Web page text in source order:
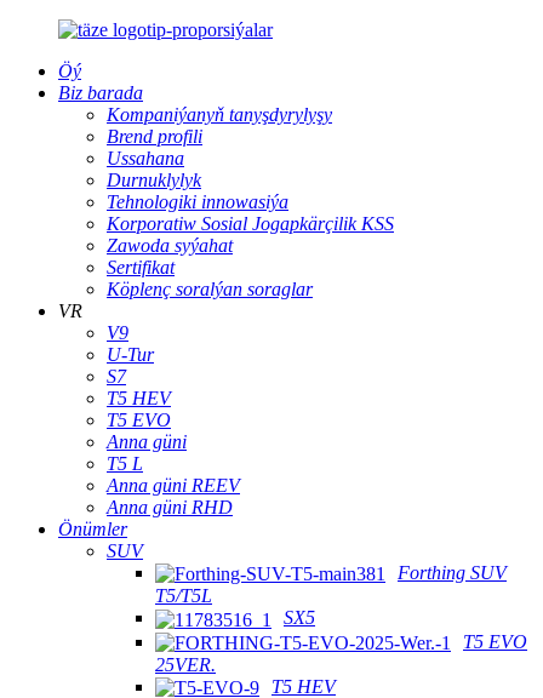
Öý
Biz barada
Kompaniýanyň tanyşdyrylyşy
Brend profili
Ussahana
Durnuklylyk
Tehnologiki innowasiýa
Korporatiw Sosial Jogapkärçilik KSS
Zawoda syýahat
Sertifikat
Köplenç soralýan soraglar
VR
V9
U-Tur
S7
T5 HEV
T5 EVO
Anna güni
T5 L
Anna güni REEV
Anna güni RHD
Önümler
SUV
Forthing SUV
T5/T5L
SX5
T5 EVO
25VER.
T5 HEV